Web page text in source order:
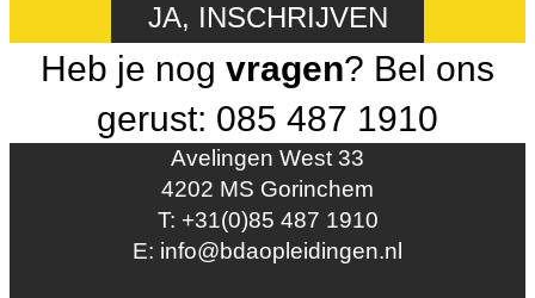
JA, INSCHRIJVEN
Heb je nog vragen? Bel ons
gerust: 085 487 1910
Avelingen West 33
4202 MS Gorinchem
T: +31(0)85 487 1910
E: info@bdaopleidingen.nl